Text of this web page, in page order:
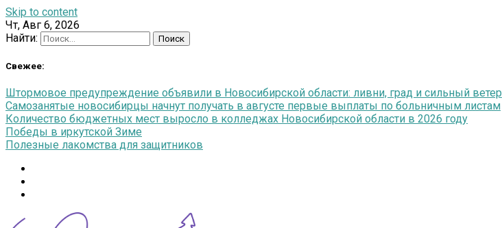
Skip to content
Чт, Авг 6, 2026
Найти:
Свежее:
Штормовое предупреждение объявили в Новосибирской области: ливни, град и сильный ветер
Самозанятые новосибирцы начнут получать в августе первые выплаты по больничным листам
Количество бюджетных мест выросло в колледжах Новосибирской области в 2026 году
Победы в иркутской Зиме
Полезные лакомства для защитников